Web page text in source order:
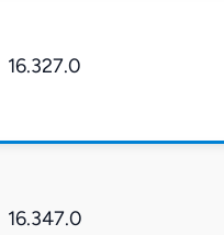
16.327.0
16.347.0